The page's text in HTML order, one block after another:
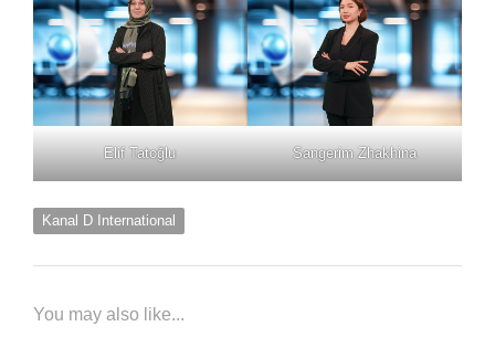
Elif Tatoğlu Sangerim Zhakhina
Kanal D International
You may also like...